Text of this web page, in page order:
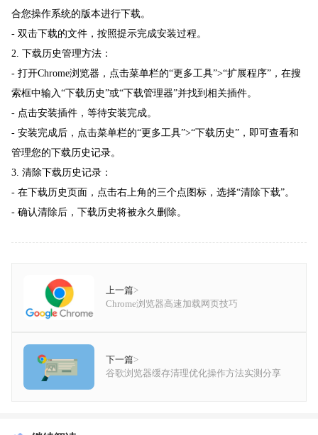
合您操作系统的版本进行下载。
- 双击下载的文件，按照提示完成安装过程。
2. 下载历史管理方法：
- 打开Chrome浏览器，点击菜单栏的“更多工具”>“扩展程序”，在搜
索框中输入“下载历史”或“下载管理器”并找到相关插件。
- 点击安装插件，等待安装完成。
- 安装完成后，点击菜单栏的“更多工具”>“下载历史”，即可查看和
管理您的下载历史记录。
3. 清除下载历史记录：
- 在下载历史页面，点击右上角的三个点图标，选择“清除下载”。
- 确认清除后，下载历史将被永久删除。
上一篇>
Chrome浏览器高速加载网页技巧
下一篇>
谷歌浏览器缓存清理优化操作方法实测分享